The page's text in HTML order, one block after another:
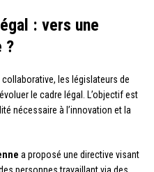
: vers une
?
collaborative, les législateurs de
le cadre légal. L’objectif est
nécessaire à l’innovation et la
a proposé une directive visant